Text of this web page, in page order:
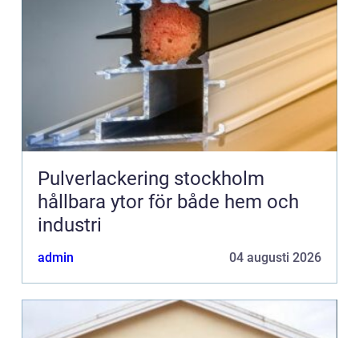
Pulverlackering stockholm
hållbara ytor för både hem och
industri
admin 04 augusti 2026